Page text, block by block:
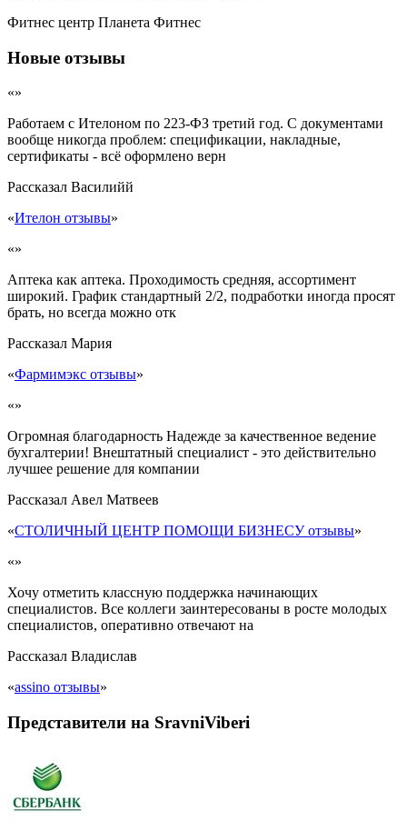
Фитнес центр Планета Фитнес
Новые отзывы
«»
Работаем с Ителоном по 223-ФЗ третий год. С документами
вообще никогда проблем: спецификации, накладные,
сертификаты - всё оформлено верн
Рассказал Василийй
«Ителон отзывы»
«»
Аптека как аптека. Проходимость средняя, ассортимент
широкий. График стандартный 2/2, подработки иногда просят
брать, но всегда можно отк
Рассказал Мария
«Фармимэкс отзывы»
«»
Огромная благодарность Надежде за качественное ведение
бухгалтерии! Внештатный специалист - это действительно
лучшее решение для компании
Рассказал Авел Матвеев
«СТОЛИЧНЫЙ ЦЕНТР ПОМОЩИ БИЗНЕСУ отзывы»
«»
Хочу отметить классную поддержка начинающих
специалистов. Все коллеги заинтересованы в росте молодых
специалистов, оперативно отвечают на
Рассказал Владислав
«assino отзывы»
Представители на SravniViberi